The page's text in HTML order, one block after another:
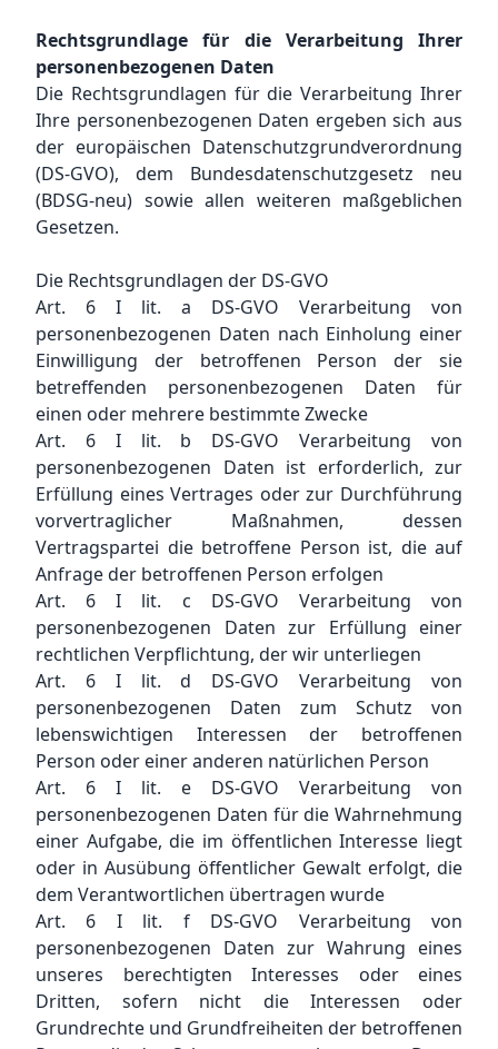
Rechtsgrundlage für die Verarbeitung Ihrer
personenbezogenen Daten
Die Rechtsgrundlagen für die Verarbeitung Ihrer
Ihre personenbezogenen Daten ergeben sich aus
der europäischen Datenschutzgrundverordnung
(DS-GVO), dem Bundesdatenschutzgesetz neu
(BDSG-neu) sowie allen weiteren maßgeblichen
Gesetzen.
Die Rechtsgrundlagen der DS-GVO
Art. 6 I lit. a DS-GVO Verarbeitung von
personenbezogenen Daten nach Einholung einer
Einwilligung der betroffenen Person der sie
betreffenden personenbezogenen Daten für
einen oder mehrere bestimmte Zwecke
Art. 6 I lit. b DS-GVO Verarbeitung von
personenbezogenen Daten ist erforderlich, zur
Erfüllung eines Vertrages oder zur Durchführung
vorvertraglicher Maßnahmen, dessen
Vertragspartei die betroffene Person ist, die auf
Anfrage der betroffenen Person erfolgen
Art. 6 I lit. c DS-GVO Verarbeitung von
personenbezogenen Daten zur Erfüllung einer
rechtlichen Verpflichtung, der wir unterliegen
Art. 6 I lit. d DS-GVO Verarbeitung von
personenbezogenen Daten zum Schutz von
lebenswichtigen Interessen der betroffenen
Person oder einer anderen natürlichen Person
Art. 6 I lit. e DS-GVO Verarbeitung von
personenbezogenen Daten für die Wahrnehmung
einer Aufgabe, die im öffentlichen Interesse liegt
oder in Ausübung öffentlicher Gewalt erfolgt, die
dem Verantwortlichen übertragen wurde
Art. 6 I lit. f DS-GVO Verarbeitung von
personenbezogenen Daten zur Wahrung eines
unseres berechtigten Interesses oder eines
Dritten, sofern nicht die Interessen oder
Grundrechte und Grundfreiheiten der betroffenen